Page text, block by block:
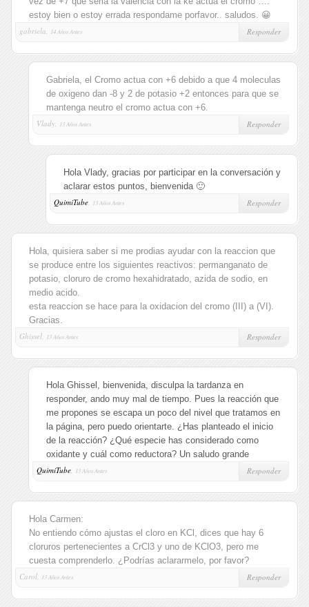
estoy bien o estoy errada respondame porfavor.. saludos. 😀
gabriela,
14 Años Antes Responder
Gabriela, el Cromo actua con +6 debido a que 4 moleculas
de oxigeno dan -8 y 2 de potasio +2 entonces para que se
mantenga neutro el cromo actua con +6.
Vlady,
13 Años Antes Responder
Hola Vlady, gracias por participar en la conversación y
aclarar estos puntos, bienvenida 🙂
QuimiTube, 13 Años Antes Responder
Hola, quisiera saber si me prodias ayudar con la reaccion que
se produce entre los siguientes reactivos: permanganato de
potasio, cloruro de cromo hexahidratado, azida de sodio, en
medio acido.
esta reaccion se hace para la oxidacion del cromo (III) a (VI).
Gracias.
Ghissel,
13 Años Antes Responder
Hola Ghissel, bienvenida, disculpa la tardanza en
responder, ando muy mal de tiempo. Pues la reacción que
me propones se escapa un poco del nivel que tratamos en
la página, pero puedo orientarte. ¿Has planteado el inicio
de la reacción? ¿Qué especie has considerado como
oxidante y cuál como reductora? Un saludo grande
QuimiTube, 13 Años Antes Responder
Hola Carmen:
No entiendo cómo ajustas el cloro en KCl, dices que hay 6
cloruros pertenecientes a CrCl3 y uno de KClO3, pero me
cuesta comprenderlo. ¿Podrías aclararmelo, por favor?
Carol,
13 Años Antes Responder